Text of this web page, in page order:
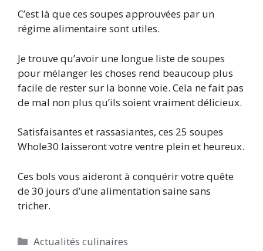
C’est là que ces soupes approuvées par un
régime alimentaire sont utiles.
Je trouve qu’avoir une longue liste de soupes
pour mélanger les choses rend beaucoup plus
facile de rester sur la bonne voie. Cela ne fait pas
de mal non plus qu’ils soient vraiment délicieux.
Satisfaisantes et rassasiantes, ces 25 soupes
Whole30 laisseront votre ventre plein et heureux.
Ces bols vous aideront à conquérir votre quête
de 30 jours d’une alimentation saine sans
tricher.
Catégories
Actualités culinaires